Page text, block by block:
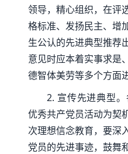
领导，精心组织，在评
格标准、发扬民主、增
生公认的先进典型推荐
意见时应本着实事求是
德智体美劳等多个方面
2. 宣传先进典型
优秀共产党员活动为契
次理想信念教育，要深
党员的先进事迹，鼓舞